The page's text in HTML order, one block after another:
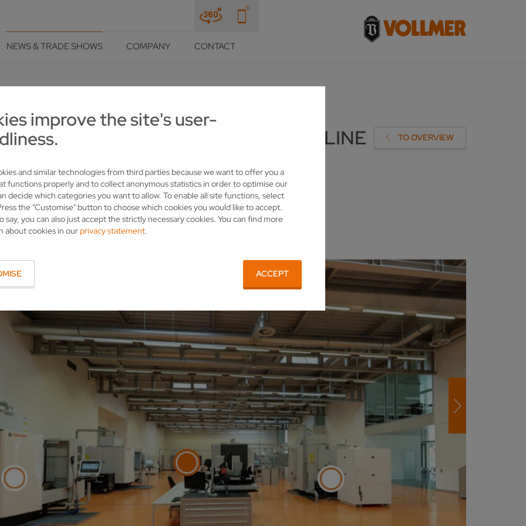
improve the site's user-
and similar technologies from third parties because we want to offer you a
functions properly and to collect anonymous statistics in order to optimise our
decide which categories you want to allow. To enable all site functions, select
the "Customise" button to choose which cookies you would like to accept.
say, you can also just accept the strictly necessary cookies. You can find more
about cookies in ourprivacy statement.
ACCEPT
NEWS & TRADE SHOWS COMPANY CONTACT
DURCH DIGITALES TDZ IST ONLINE TO OVERVIEW